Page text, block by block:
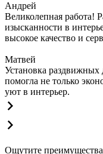
Андрей
Великолепная работа!
изысканности в
высокое качество и
Матвей
Установка
помогла не только
уют в интерьер.
Ощутите